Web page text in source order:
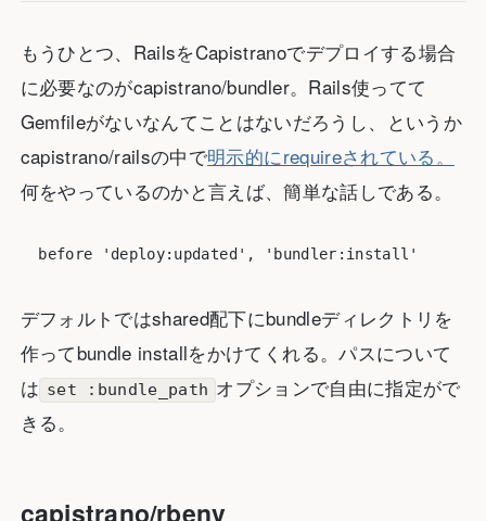
もうひとつ、RailsをCapistranoでデプロイする場合
に必要なのがcapistrano/bundler。Rails使ってて
Gemfileがないなんてことはないだろうし、というか
capistrano/railsの中で明示的にrequireされている。
何をやっているのかと言えば、簡単な話しである。
デフォルトではshared配下にbundleディレクトリを
作ってbundle installをかけてくれる。パスについて
は set :bundle_path オプションで自由に指定がで
きる。
capistrano/rbenv